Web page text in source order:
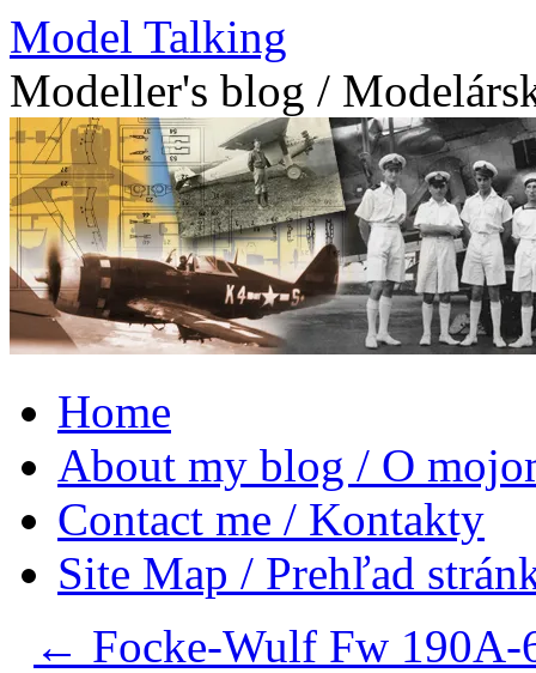
Model Talking
Modeller's blog /
to
contentHome
About my blog / O
Contact me / Kontakty
Site Map / Prehľad
← Focke-Wulf Fw 190A-